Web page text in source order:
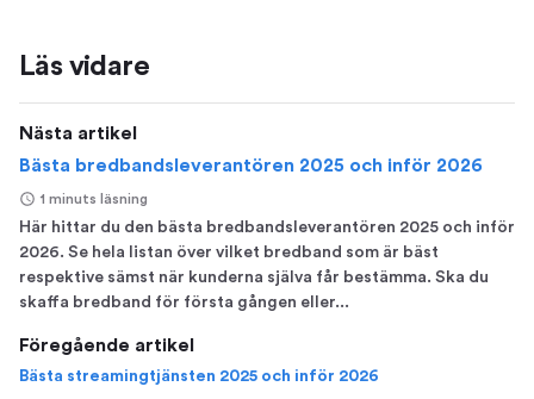
Läs vidare
Nästa artikel
Bästa bredbandsleverantören 2025 och inför 2026
1 minuts läsning
Här hittar du den bästa bredbandsleverantören 2025 och inför
2026. Se hela listan över vilket bredband som är bäst
respektive sämst när kunderna själva får bestämma. Ska du
skaffa bredband för första gången eller...
Föregående artikel
Bästa streamingtjänsten 2025 och inför 2026